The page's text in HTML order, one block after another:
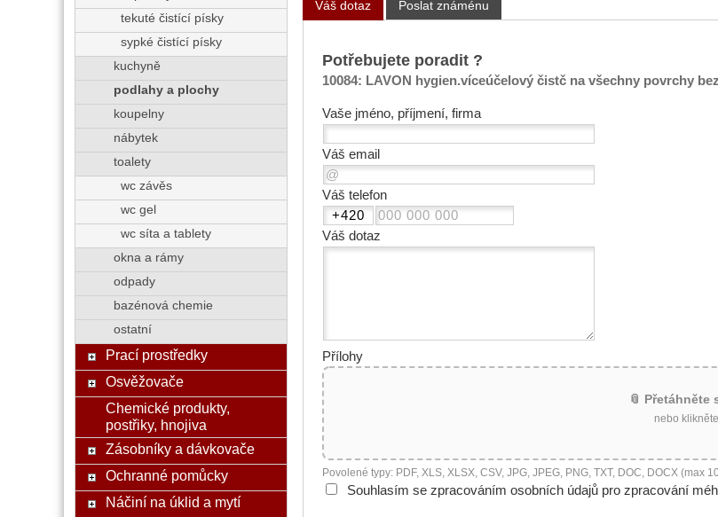
Váš dotaz Poslat známénu
Potřebujete poradit ?
10084: LAVON hygien.víceúčelový čistč na všechny povrchy
Vaše jméno, příjmení, firma
Váš email
Váš telefon
Váš dotaz
Přílohy
📎 Přetáhněte
nebo
Povolené typy: PDF, XLS, XLSX, CSV, JPG, JPEG, PNG, TXT, DOC, DOCX (max
Souhlasím se zpracováním osobních údajů pro zpracování
tekuté čistící písky
sypké čistící písky
kuchyně
podlahy a plochy
koupelny
nábytek
toalety
wc závěs
wc gel
wc síta a tablety
okna a rámy
odpady
bazénová chemie
ostatní
Prací prostředky
Osvěžovače
Chemické produkty,
postřiky, hnojiva
Zásobníky a dávkovače
Ochranné pomůcky
Náčiní na úklid a mytí